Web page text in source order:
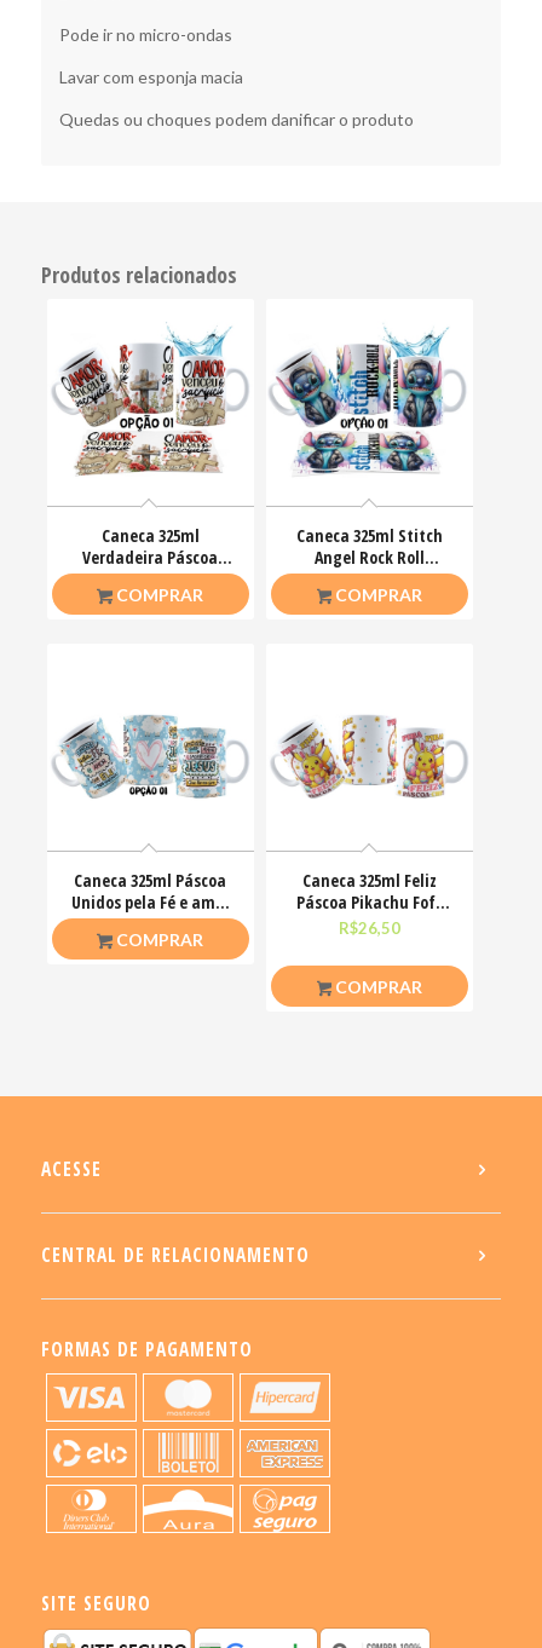
Pode ir no micro-ondas
Lavar com esponja macia
Quedas ou choques podem danificar o produto
Produtos relacionados
Caneca 325ml
Verdadeira Páscoa
Jesus Cristo O amor
venceu
COMPRAR
Caneca 325ml Stitch
Angel Rock Roll
Motoclub Motoqueiro
COMPRAR
Caneca 325ml Páscoa
Unidos pela Fé e amor
que ele nos ensinou
COMPRAR
Caneca 325ml Feliz
Páscoa Pikachu Fofo
divertido
R$26,50
COMPRAR
ACESSE
CENTRAL DE RELACIONAMENTO
FORMAS DE PAGAMENTO
SITE SEGURO